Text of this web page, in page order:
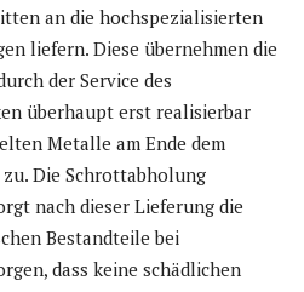
an die hochspezialisierten
liefern. Diese übernehmen die
der Service des
überhaupt erst realisierbar
Metalle am Ende dem
Die Schrottabholung
nach dieser Lieferung die
Bestandteile bei
dass keine schädlichen